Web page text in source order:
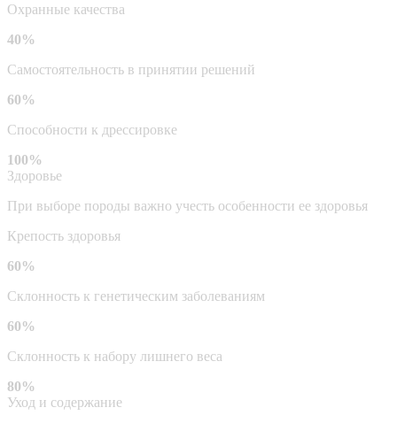
Охранные качества
40%
Самостоятельность в принятии решений
60%
Способности к дрессировке
100%
Здоровье
При выборе породы важно учесть особенности ее здоровья
Крепость здоровья
60%
Склонность к генетическим заболеваниям
60%
Склонность к набору лишнего веса
80%
Уход и содержание